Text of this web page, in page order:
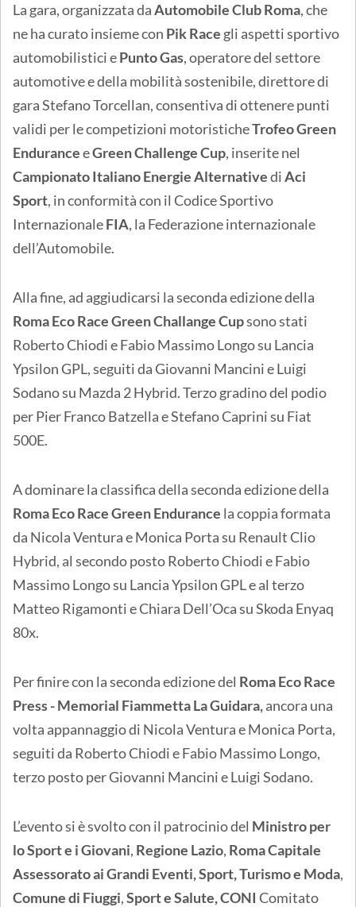
La gara, organizzata daAutomobile Club Roma, che
ne ha curato insieme con Pik Race gli aspetti sportivo
automobilistici ePunto Gas, operatore del settore
automotive e della mobilità sostenibile, direttore di
gara Stefano Torcellan, consentiva di ottenere punti
validi per le competizioni motoristicheTrofeoGreen
EnduranceeGreen Challenge Cup, inserite nel
Campionato Italiano Energie AlternativediAci
Sport, in conformità con il Codice Sportivo
InternazionaleFIA, la Federazione internazionale
dell’Automobile.
Alla fine, ad aggiudicarsi la seconda edizione della
Roma Eco RaceGreen Challange Cupsono stati
Roberto Chiodi e Fabio Massimo Longo su Lancia
Ypsilon GPL, seguiti da Giovanni Mancini e Luigi
Sodano su Mazda 2 Hybrid. Terzo gradino del podio
per Pier Franco Batzella e Stefano Caprini su Fiat
500E.
A dominare la classifica della seconda edizione della
Roma Eco Race Green Endurance la coppia formata
da Nicola Ventura e Monica Porta su Renault Clio
Hybrid, al secondo posto Roberto Chiodi e Fabio
Massimo Longo su Lancia Ypsilon GPL e al terzo
Matteo Rigamonti e Chiara Dell’Oca su Skoda Enyaq
80x.
Per finire con la seconda edizione del Roma Eco Race
Press - Memorial Fiammetta La Guidara,ancora una
volta appannaggio di Nicola Ventura e Monica Porta,
seguiti da Roberto Chiodi e Fabio Massimo Longo,
terzo posto per Giovanni Mancini e Luigi Sodano.
L’evento si è svolto con il patrocinio del Ministro per
lo Sport e i Giovani, Regione Lazio, Roma Capitale
Assessorato ai Grandi Eventi, Sport, Turismo e Moda,
Comune di Fiuggi,Sport e Salute, CONI Comitato